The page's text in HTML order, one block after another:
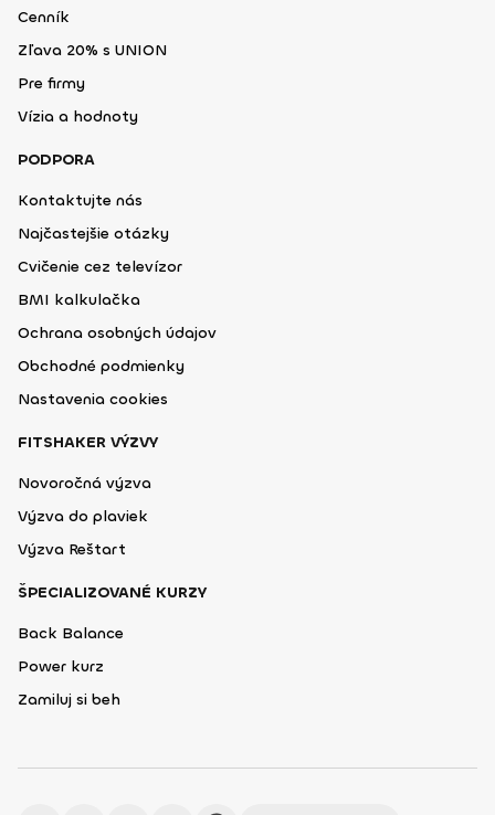
Cenník
Zľava 20% s UNION
Pre firmy
Vízia a hodnoty
PODPORA
Kontaktujte nás
Najčastejšie otázky
Cvičenie cez televízor
BMI kalkulačka
Ochrana osobných údajov
Obchodné podmienky
Nastavenia cookies
FITSHAKER VÝZVY
Novoročná výzva
Výzva do plaviek
Výzva Reštart
ŠPECIALIZOVANÉ KURZY
Back Balance
Power kurz
Zamiluj si beh